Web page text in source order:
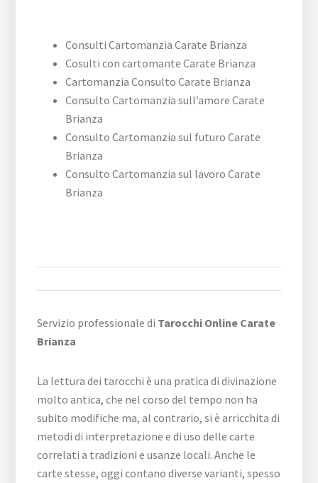
Consulti Cartomanzia Carate Brianza
Cosulti con cartomante Carate Brianza
Cartomanzia Consulto Carate Brianza
Consulto Cartomanzia sull’amore Carate
Brianza
Consulto Cartomanzia sul futuro Carate
Brianza
Consulto Cartomanzia sul lavoro Carate
Brianza
Servizio professionale di Tarocchi Online Carate
Brianza
La lettura dei tarocchi è una pratica di divinazione
molto antica, che nel corso del tempo non ha
subito modifiche ma, al contrario, si è arricchita di
metodi di interpretazione e di uso delle carte
correlati a tradizioni e usanze locali. Anche le
carte stesse, oggi contano diverse varianti, spesso